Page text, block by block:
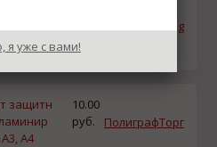
iGmarketing
защитн
А4
10.00
руб.
ПолиграфТорг
я уже с вами!